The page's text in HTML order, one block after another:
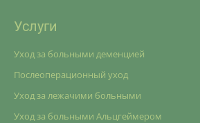
Услуги
Уход за больными деменцией
Послеоперационный уход
Уход за лежачими больными
Уход за больными Альцгеймером